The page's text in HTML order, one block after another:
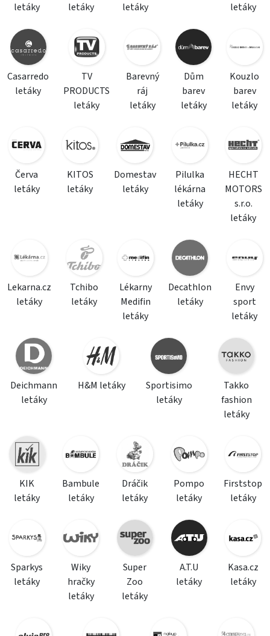
letáky
letáky
letáky
letáky
Casarredo
letáky
TV
PRODUCTS
letáky
Barevný
ráj
letáky
Dům
barev
letáky
Kouzlo
barev
letáky
Červa
letáky
KITOS
letáky
Domestav
letáky
Pilulka
lékárna
letáky
HECHT
MOTORS
s.r.o.
letáky
Lekarna.cz
letáky
Tchibo
letáky
Lékarny
Medifin
letáky
Decathlon
letáky
Envy
sport
letáky
Deichmann
letáky
H&M letáky
Sportisimo
letáky
Takko
fashion
letáky
KIK
letáky
Bambule
letáky
Dráčik
letáky
Pompo
letáky
Firststop
letáky
Sparkys
letáky
Wiky
hračky
letáky
Super
Zoo
letáky
A.T.U
letáky
Kasa.cz
letáky